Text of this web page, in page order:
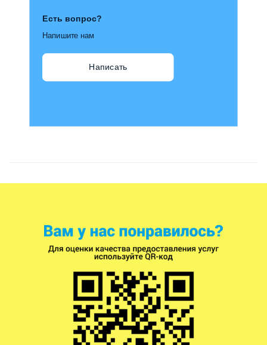
Есть вопрос?
Напишите нам
Написать